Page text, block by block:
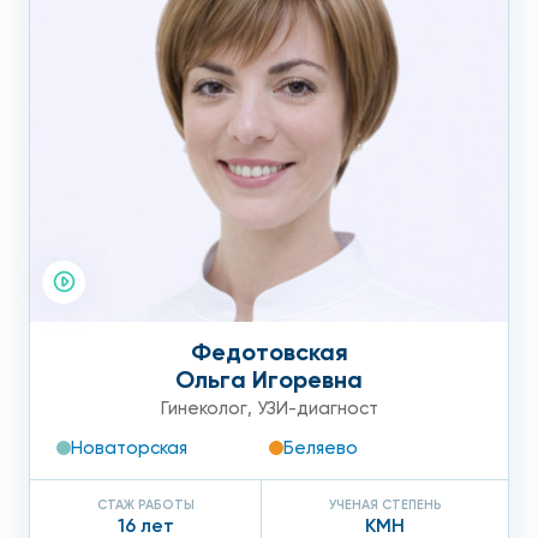
повреждении области шеи.
Федотовская
Ольга Игоревна
Гинеколог, УЗИ-диагност
Новаторская
Беляево
СТАЖ РАБОТЫ
16 лет
УЧЕНАЯ СТЕПЕНЬ
КМН